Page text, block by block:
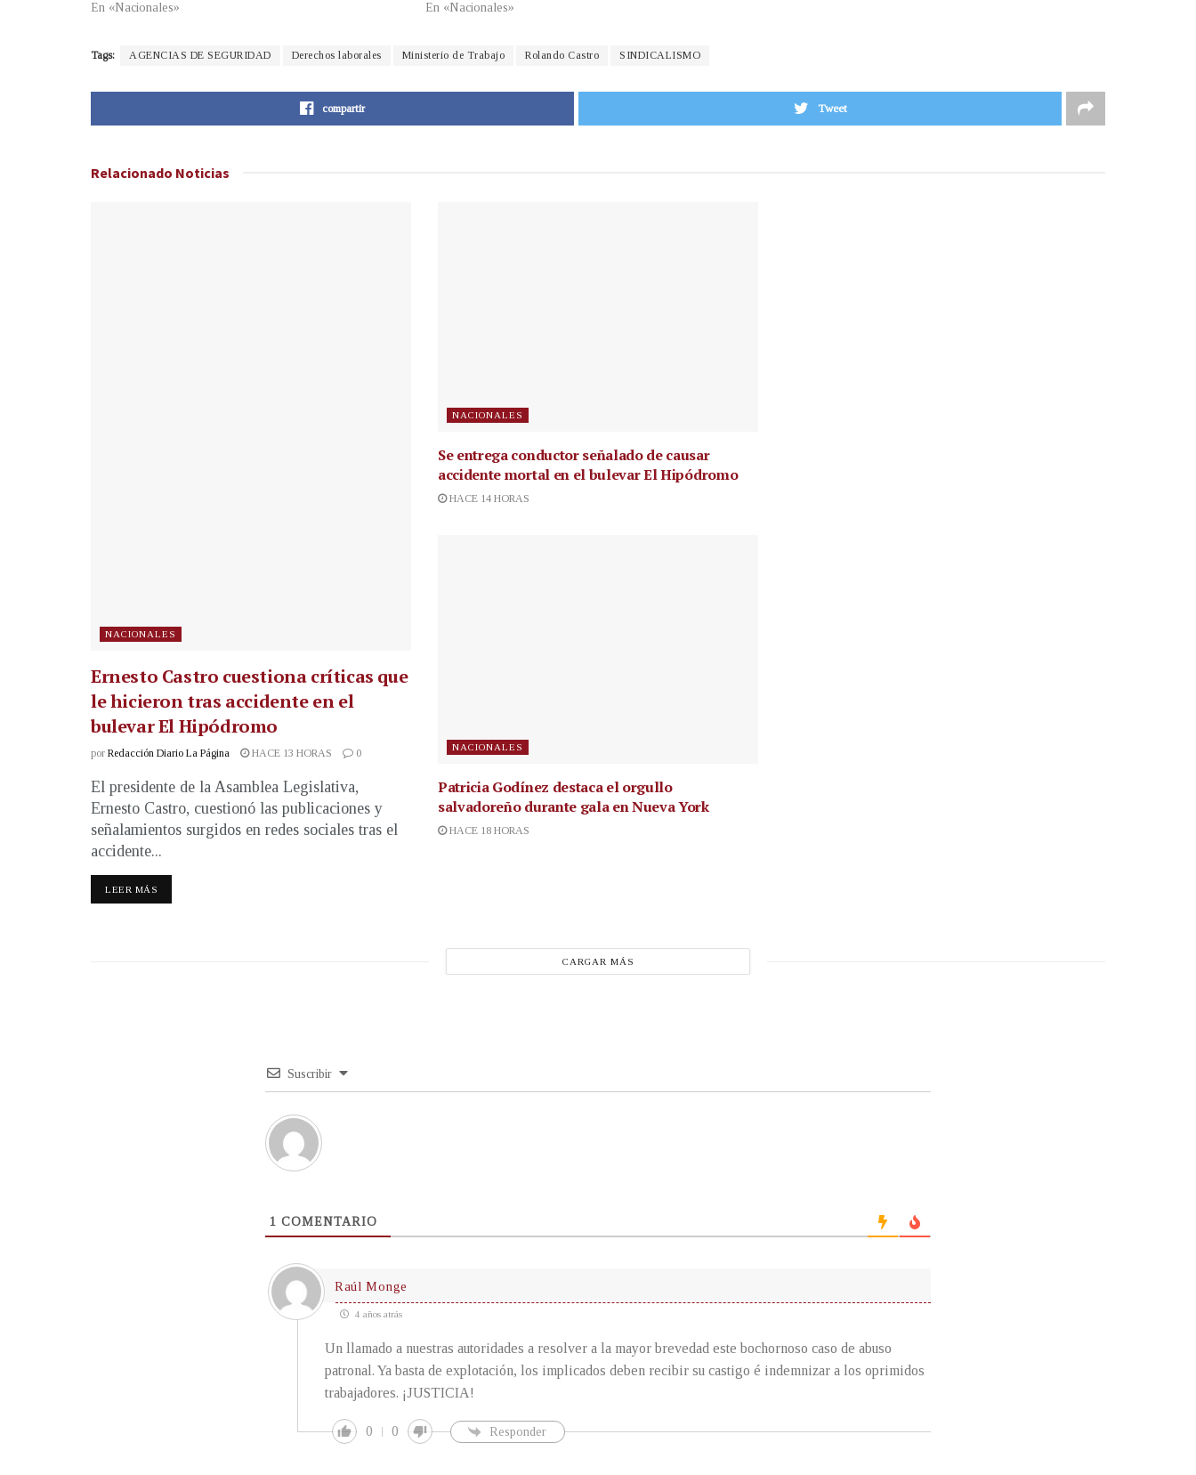
En «Nacionales»
En «Nacionales»
Tags: AGENCIAS DE SEGURIDAD Derechos laborales Ministerio de Trabajo Rolando Castro SINDICALISMO
compartir Tweet
Relacionado Noticias
NACIONALES
Ernesto Castro cuestiona críticas que
le hicieron tras accidente en el
bulevar El Hipódromo
por Redacción Diario La Página HACE 13 HORAS 0
El presidente de la Asamblea Legislativa,
Ernesto Castro, cuestionó las publicaciones y
señalamientos surgidos en redes sociales tras el
accidente...
LEER MÁS
NACIONALES
Se entrega conductor señalado de causar
accidente mortal en el bulevar El Hipódromo
HACE 14 HORAS
NACIONALES
Patricia Godínez destaca el orgullo
salvadoreño durante gala en Nueva York
HACE 18 HORAS
CARGAR MÁS
Suscribir
1 COMENTARIO
Raúl Monge
4 años atrás
Un llamado a nuestras autoridades a resolver a la mayor brevedad este bochornoso caso de abuso
patronal. Ya basta de explotación, los implicados deben recibir su castigo é indemnizar a los oprimidos
trabajadores. ¡JUSTICIA!
0 0 Responder